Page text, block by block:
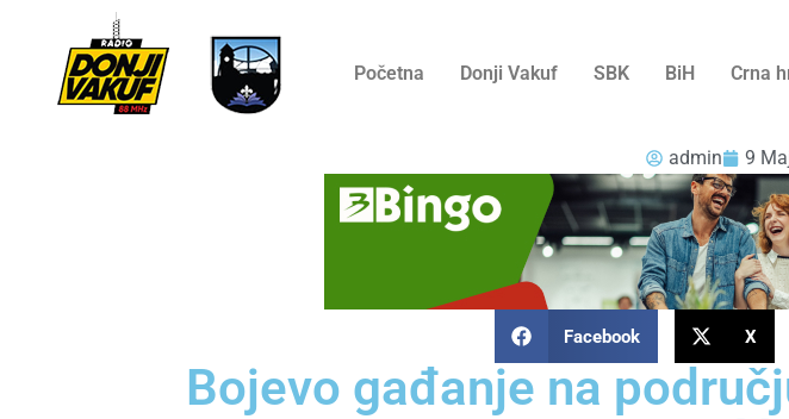
Početna Donji Vakuf SBK BiH Crna
admin 9
Facebook X
Bojevo gađanje na